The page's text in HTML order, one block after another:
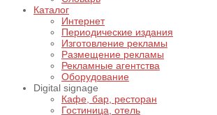
Каталог
Интернет
Периодические издания
Изготовление рекламы
Размещение рекламы
Рекламные агентства
Оборудование
Digital signage
Кафе, бар, ресторан
Гостиница, отель